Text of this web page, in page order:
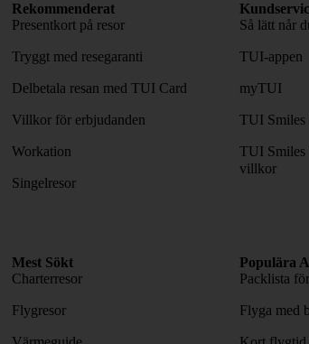
Rekommenderat
Presentkort på resor
Tryggt med resegaranti
Delbetala resan med TUI Card
Villkor för erbjudanden
Workation
Singelresor
Så lätt når
TUI-appen
myTUI
TUI Smiles
TUI Smiles
villkor
Mest Sökt
Charterresor
Flygresor
Populära
Packlista
Flyga med